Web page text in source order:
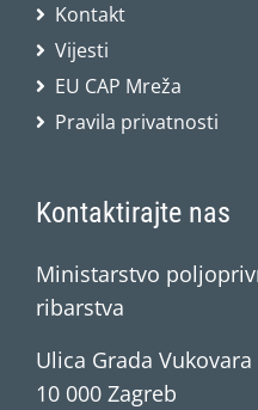
Kontakt
Vijesti
EU CAP Mreža
Pravila privatnosti
Kontaktirajte nas
Ministarstvo
ribarstva
Ulica Grada Vukovara
10 000 Zagreb